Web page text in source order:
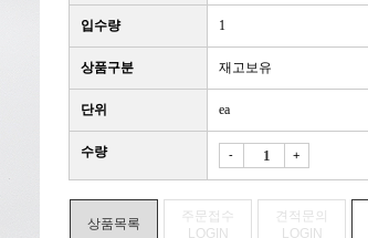
입수량 1
상품구분 재고보유
단위 ea
수량 - +
상품목록
주문접수
LOGIN
견적문의
LOGIN